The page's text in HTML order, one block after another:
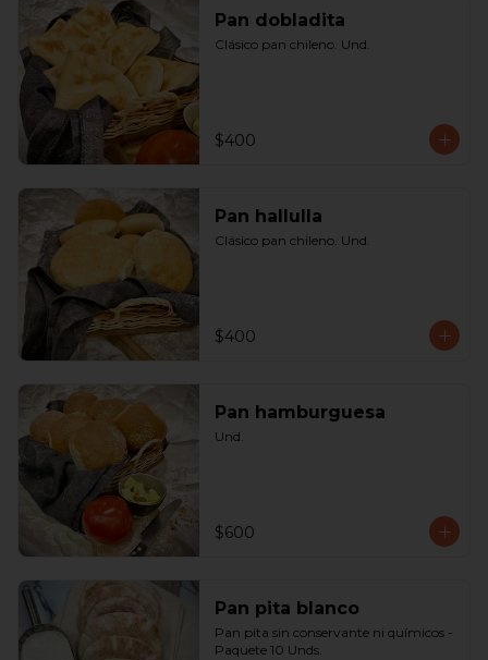
Pan dobladita
Clásico pan chileno. Und.
$400
Pan hallulla
Clásico pan chileno. Und.
$400
Pan hamburguesa
Und.
$600
Pan pita blanco
Pan pita sin conservante ni químicos -
Paquete 10 Unds.